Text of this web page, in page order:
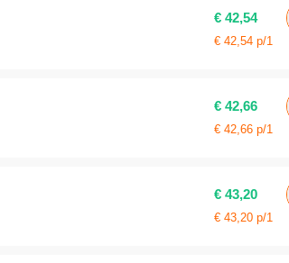
€ 42,54
€ 42,54 p/1
€ 42,66
€ 42,66 p/1
€ 43,20
€ 43,20 p/1